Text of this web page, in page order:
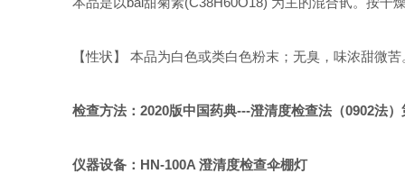
【性状】 本品为白色或类白色粉末；无臭，味浓甜微
检查方法：2020版中国药典---澄清度检查法（0902法
仪器设备：HN-100A 澄清度检查伞棚灯